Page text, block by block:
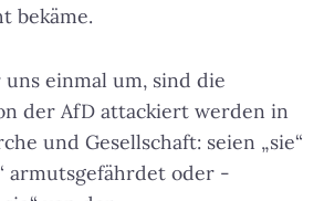
bekäme.
einmal um, sind die
der AfD attackiert werden in
und Gesellschaft: seien „sie“
armutsgefährdet oder -